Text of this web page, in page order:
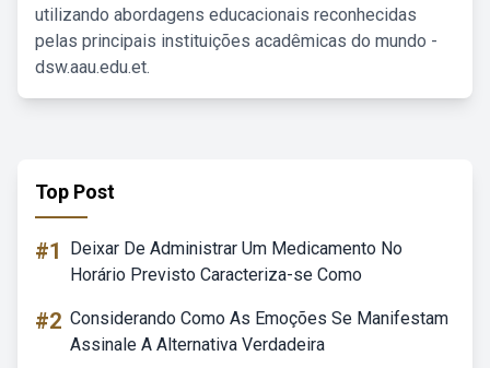
utilizando abordagens educacionais reconhecidas
pelas principais instituições acadêmicas do mundo -
dsw.aau.edu.et.
Top Post
#1
Deixar De Administrar Um Medicamento No
Horário Previsto Caracteriza-se Como
#2 Considerando Como As Emoções Se Manifestam
Assinale A Alternativa Verdadeira